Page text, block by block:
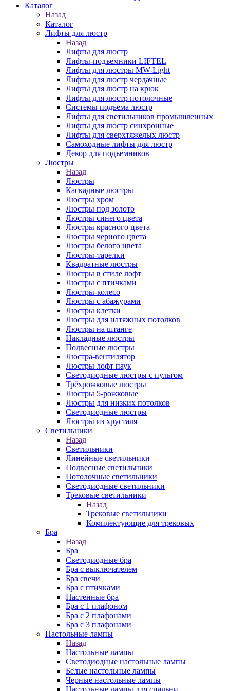
Каталог
Назад
Каталог
Лифты для люстр
Назад
Лифты для люстр
Лифты-подъемники LIFTEL
Лифты для люстры MW-Light
Лифты для люстр чердачные
Лифты для люстр на крюк
Лифты для люстр потолочные
Системы подъема люстр
Лифты для светильников промышленных
Лифты для люстр синхронные
Лифты для сверхтяжелых люстр
Самоходные лифты для люстр
Декор для подъемников
Люстры
Назад
Люстры
Каскадные люстры
Люстры хром
Люстры под золото
Люстры синего цвета
Люстры красного цвета
Люстры черного цвета
Люстры белого цвета
Люстры-тарелки
Квадратные люстры
Люстры в стиле лофт
Люстры с птичками
Люстры-колесо
Люстры с абажурами
Люстры клетки
Люстры для натяжных потолков
Люстры на штанге
Накладные люстры
Подвесные люстры
Люстра-вентилятор
Люстры лофт паук
Светодиодные люстры с пультом
Трёхрожковые люстры
Люстры 5-рожковые
Люстры для низких потолков
Cветодиодные люстры
Люстры из хрусталя
Светильники
Назад
Светильники
Линейные светильники
Подвесные светильники
Потолочные светильники
Светодиодные светильники
Трековые светильники
Назад
Трековые светильники
Комплектующие для трековых
Бра
Назад
Бра
Светодиодные бра
Бра с выключателем
Бра свечи
Бра с птичками
Настенные бра
Бра с 1 плафоном
Бра с 2 плафонами
Бра с 3 плафонами
Настольные лампы
Назад
Настольные лампы
Светодиодные настольные лампы
Белые настольные лампы
Черные настольные лампы
Настольные лампы для спальни